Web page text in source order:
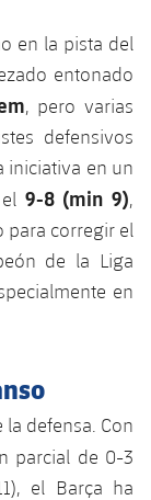
en la pista del
entonado
, pero varias
defensivos
iniciativa en un
9-8 (min 9),
para corregir el
de la Liga
en
defensa. Con
parcial de 0-3
el Barça ha